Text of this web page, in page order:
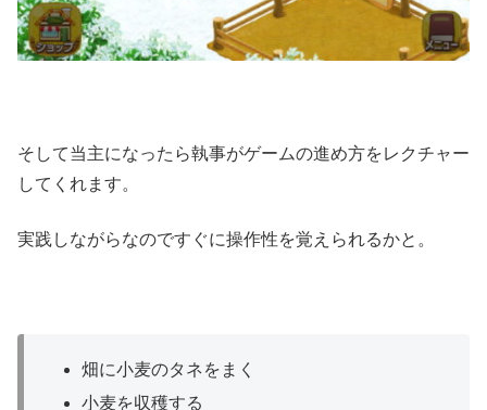
そして当主になったら執事がゲームの進め方をレクチャー
してくれます。
実践しながらなのですぐに操作性を覚えられるかと。
畑に小麦のタネをまく
小麦を収穫する